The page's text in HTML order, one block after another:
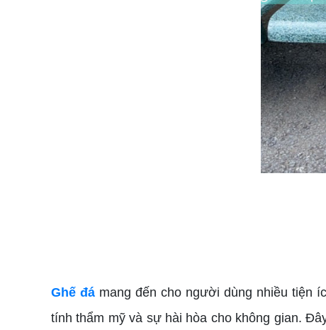
Ghế đá mang đến cho người dùng nhiều tiện
tính thẩm mỹ và sự hài hòa cho không gian.